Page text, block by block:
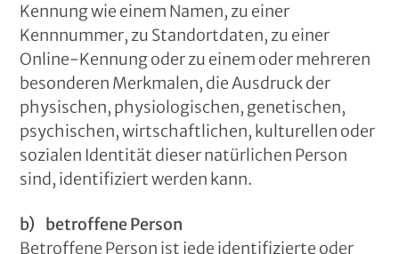
Kennung wie einem Namen, zu einer
Kennnummer, zu Standortdaten, zu einer
Online-Kennung oder zu einem oder mehreren
besonderen Merkmalen, die Ausdruck der
physischen, physiologischen, genetischen,
psychischen, wirtschaftlichen, kulturellen oder
sozialen Identität dieser natürlichen Person
sind, identifiziert werden kann.
b) betroffene Person
Betroffene Person ist jede identifizierte oder